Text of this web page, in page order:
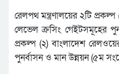
রেলপথ মন্ত্রণালয়ের ২টি
লেভেল ক্রসিং গেইটসমূহের
প্রকল্প (২) বাংলাদেশ
পুনর্বাসন ও মান উন্নয়ন (৫ম